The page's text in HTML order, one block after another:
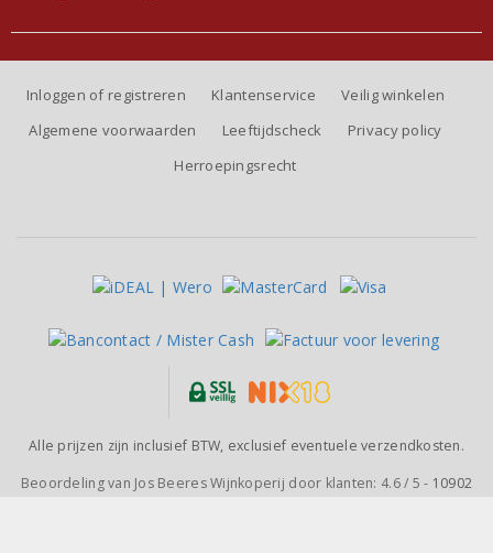
Inloggen of registreren Klantenservice
Veilig winkelen
Algemene voorwaarden
Leeftijdscheck
Privacy policy
Herroepingsrecht
Alle prijzen zijn inclusief BTW, exclusief eventuele verzendkosten.
Beoordeling van Jos Beeres Wijnkoperij door klanten: 4.6/ 5 - 10902